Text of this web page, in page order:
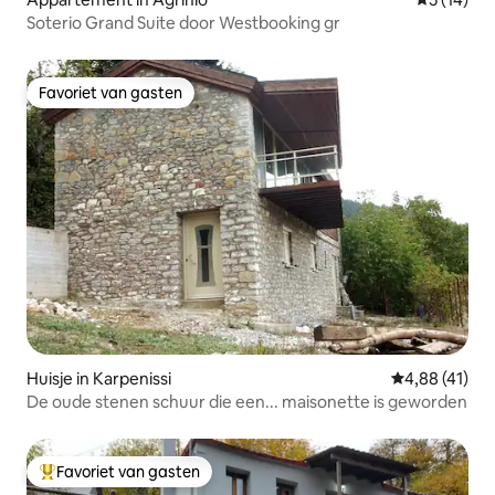
Soterio Grand Suite door Westbooking gr
Favoriet van gasten
Favoriet van gasten
Huisje in Karpenissi Gemiddelde
4,88 (41)
De oude stenen schuur die een... maisonette is geworden
Topfavoriet van gasten
Favoriet van gasten